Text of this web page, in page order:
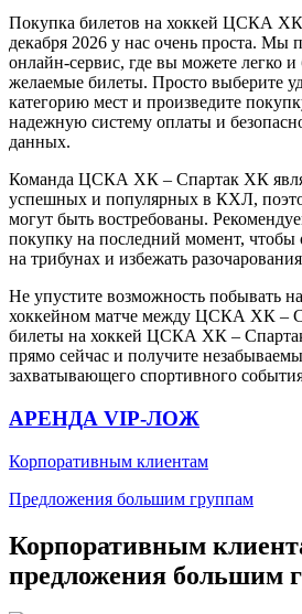
Покупка билетов на хоккей ЦСКА
декабря 2026 у нас очень проста. Мы
онлайн-сервис, где вы можете легко
желаемые билеты. Просто выберите
категорию мест и произведите
надежную систему оплаты и
данных.
Команда ЦСКА ХК – Спартак ХК
успешных и популярных в КХЛ,
могут быть востребованы.
покупку на последний момент, чтобы
на трибунах и избежать
Не упустите возможность побывать
хоккейном матче между ЦСКА ХК –
билеты на хоккей ЦСКА ХК –
прямо сейчас и получите
захватывающего спортивного
АРЕНДА VIP-ЛОЖ
Корпоративным клиентам
Предложения большим группам
Корпоративным
предложения большим